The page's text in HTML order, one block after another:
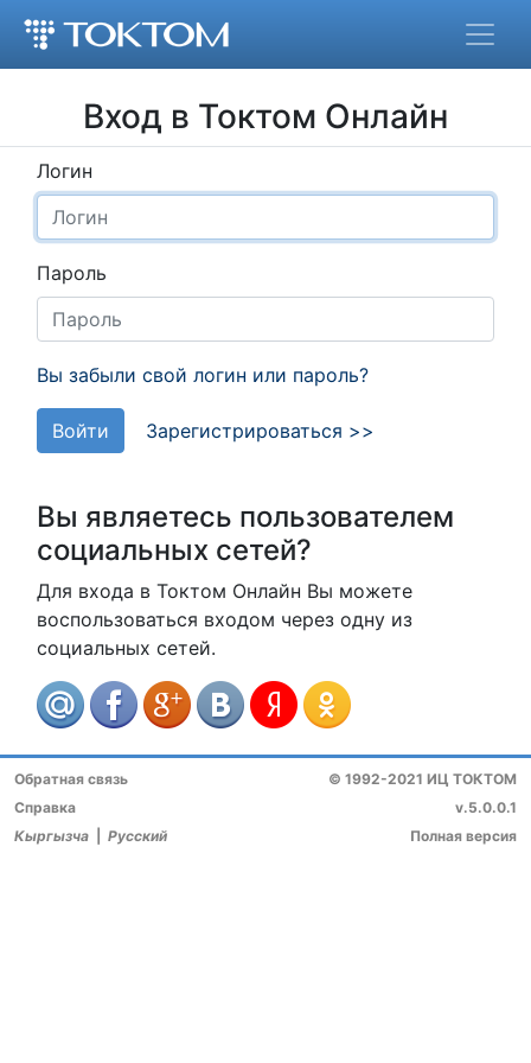
Вход в Токтом Онлайн
Логин
Пароль
Вы забыли свой логин или пароль?
Войти Зарегистрироваться >>
Вы являетесь пользователем
социальных сетей?
Для входа в Токтом Онлайн Вы можете
воспользоваться входом через одну из
социальных сетей.
© 1992-2021 ИЦ ТОКТОМ
v.5.0.0.1
Полная версия
Обратная связь
Справка
Кыргызча
Русский